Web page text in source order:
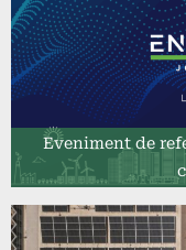
Eveniment de